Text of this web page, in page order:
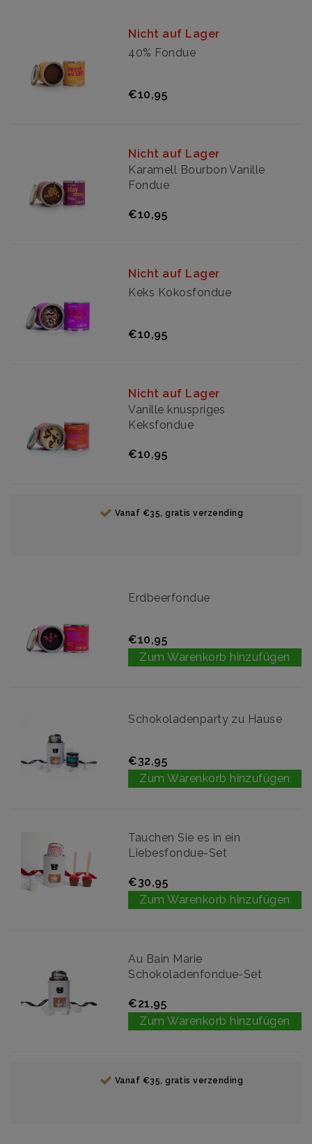
Nicht auf Lager
40% Fondue
€10,95
Nicht auf Lager
Karamell Bourbon Vanille
Fondue
€10,95
Nicht auf Lager
Keks Kokosfondue
€10,95
Nicht auf Lager
Vanille knuspriges
Keksfondue
€10,95
Vanaf €35, gratis verzending
Erdbeerfondue
€10,95
Zum Warenkorb hinzufügen
Schokoladenparty zu Hause
€32,95
Zum Warenkorb hinzufügen
Tauchen Sie es in ein
Liebesfondue-Set
€30,95
Zum Warenkorb hinzufügen
Au Bain Marie
Schokoladenfondue-Set
€21,95
Zum Warenkorb hinzufügen
Vanaf €35, gratis verzending